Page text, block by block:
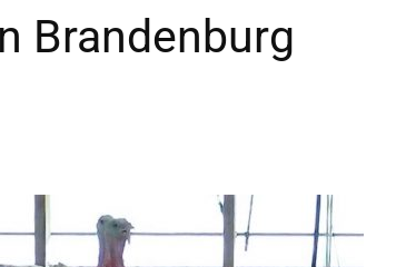
Brandenburg